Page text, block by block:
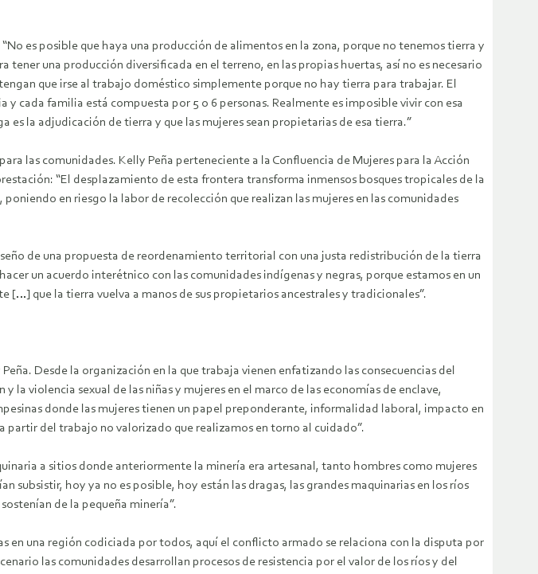
es posible que haya una producción de alimentos en la zona, porque no tenemos tierra y
tener una producción diversificada en el terreno, en las propias huertas, así no es necesario
que irse al trabajo doméstico simplemente porque no hay tierra para trabajar. El
cada familia está compuesta por 5 o 6 personas. Realmente es imposible vivir con esa
la adjudicación de tierra y que las mujeres sean propietarias de esa tierra.”
las comunidades. Kelly Peña perteneciente a la Confluencia de Mujeres para la Acción
“El desplazamiento de esta frontera transforma inmensos bosques tropicales de la
en riesgo la labor de recolección que realizan las mujeres en las comunidades
de una propuesta de reordenamiento territorial con una justa redistribución de la tierra
un acuerdo interétnico con las comunidades indígenas y negras, porque estamos en un
que la tierra vuelva a manos de sus propietarios ancestrales y tradicionales”.
Desde la organización en la que trabaja vienen enfatizando las consecuencias del
violencia sexual de las niñas y mujeres en el marco de las economías de enclave,
donde las mujeres tienen un papel preponderante, informalidad laboral, impacto en
partir del trabajo no valorizado que realizamos en torno al cuidado”.
a sitios donde anteriormente la minería era artesanal, tanto hombres como mujeres
subsistir, hoy ya no es posible, hoy están las dragas, las grandes maquinarias en los ríos
de la pequeña minería”.
una región codiciada por todos, aquí el conflicto armado se relaciona con la disputa por
las comunidades desarrollan procesos de resistencia por el valor de los ríos y del